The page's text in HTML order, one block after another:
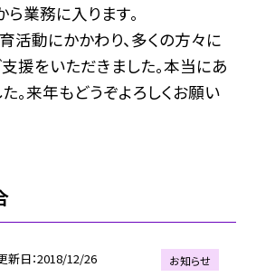
ら業務に入ります。
動にかかわり、多くの方々に
援をいただきました。本当にあ
。来年もどうぞよろしくお願い
新日 2018/12/26 お知らせ